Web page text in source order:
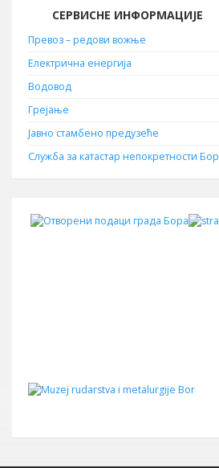
СЕРВИСНЕ ИНФОРМАЦИЈЕ
Превоз – редови вожње
Електрична енергија
Водовод
Грејање
Јавно стамбено предузеће
Служба за катастар непокретности Бор